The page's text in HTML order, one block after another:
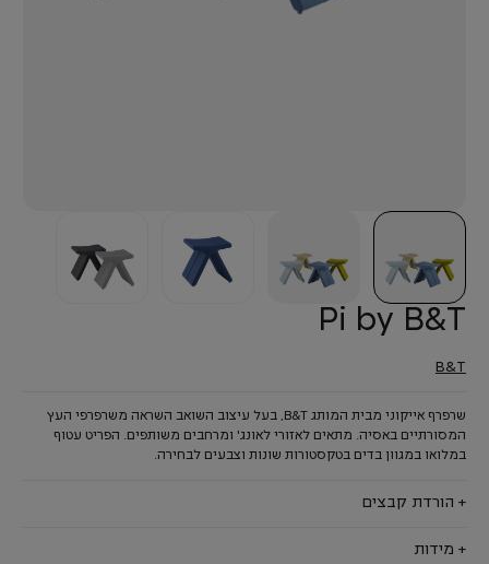
Pi by B&T
B&T
שרפרף אייקוני מבית המותג B&T, בעל עיצוב השואב השראה משרפרפי העץ
המסורתיים באסיה. מתאים לאזורי לאונג' ומרחבים משותפים. הפריט עטוף
במלואו במגוון בדים בטקסטורות שונות וצבעים לבחירה.
+ הורדת קבצים
+ מידות